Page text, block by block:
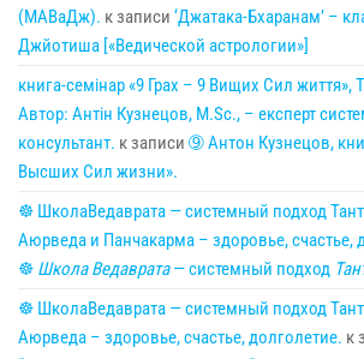
(МАВаДж). к записи ‘Джатака-Бхаранам’ –
Джйотиша [«Ведической астрологии»]
книга-семінар «9 Грах – 9 Вищих Сил життя»,
Автор: Антін Кузнецов, M.Sc., – експерт
консультант. к записи ➈ Антон Кузнецов,
Высших Сил жизни».
☸ ШколаВедаврата — системный подход
Аюрведа и Панчакарма – здоровье, счастье,
☸ Школа Ведаврата— системный подход
☸ ШколаВедаврата — системный подход
Аюрведа – здоровье, счастье, долголетие. к